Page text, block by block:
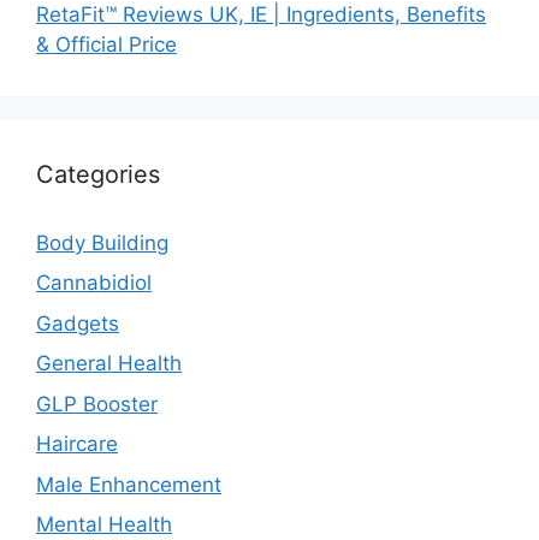
RetaFit™ Reviews UK, IE | Ingredients, Benefits
& Official Price
Categories
Body Building
Cannabidiol
Gadgets
General Health
GLP Booster
Haircare
Male Enhancement
Mental Health